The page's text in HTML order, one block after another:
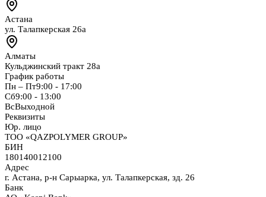
Астана
ул. Талапкерская 26а
Алматы
Кульджинский тракт 28а
График работы
Пн – Пт9:00 - 17:00
Сб9:00 - 13:00
ВсВыходной
Реквизиты
Юр. лицо
ТОО «QAZPOLYMER GROUP»
БИН
180140012100
Адрес
г. Астана, р-н Сарыарка, ул. Талапкерская, зд. 26
Банк